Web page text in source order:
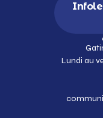
Lundi au